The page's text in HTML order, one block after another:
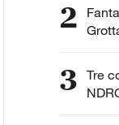
2
3 Tre